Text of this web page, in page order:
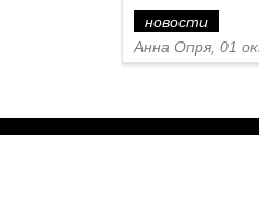
новости
Анна Опря, 01